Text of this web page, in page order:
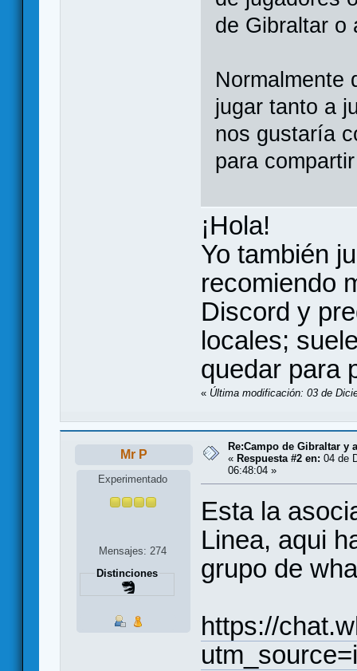
de Gibraltar
Normalmente
jugar tanto a
nos gustaría
para
¡Hola!
Yo también
recomiendo
Discord y
locales;
quedar para
« Última modificación: 03 de
Mr P
Experimentado
Mensajes: 274
Distinciones
Re:Campo de Gibraltar y
« Respuesta #2 en: 04 de
06:48:04 »
Esta la
Linea, aqui
grupo de
https://